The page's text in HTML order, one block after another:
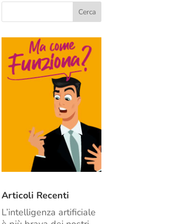
Articoli Recenti
L’intelligenza artificiale